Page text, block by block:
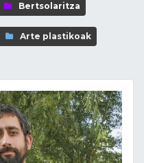
Bertsolaritza
Arte plastikoak